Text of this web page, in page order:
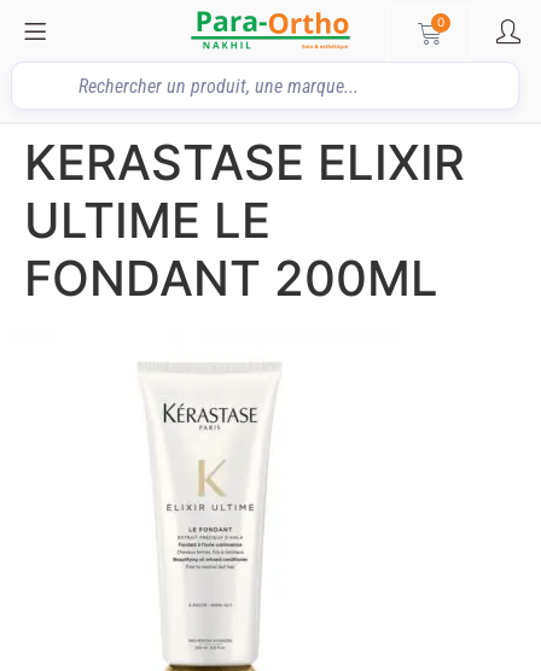
0
KERASTASE ELIXIR
ULTIME LE
FONDANT 200ML